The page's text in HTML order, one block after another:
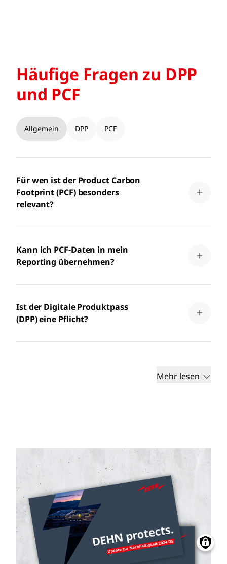
Häufige Fragen zu DPP
und PCF
Allgemein DPP PCF
Für wen ist der Product Carbon
Footprint (PCF) besonders
relevant?
Kann ich PCF-Daten in mein
Reporting übernehmen?
Ist der Digitale Produktpass
(DPP) eine Pflicht?
Mehr lesen